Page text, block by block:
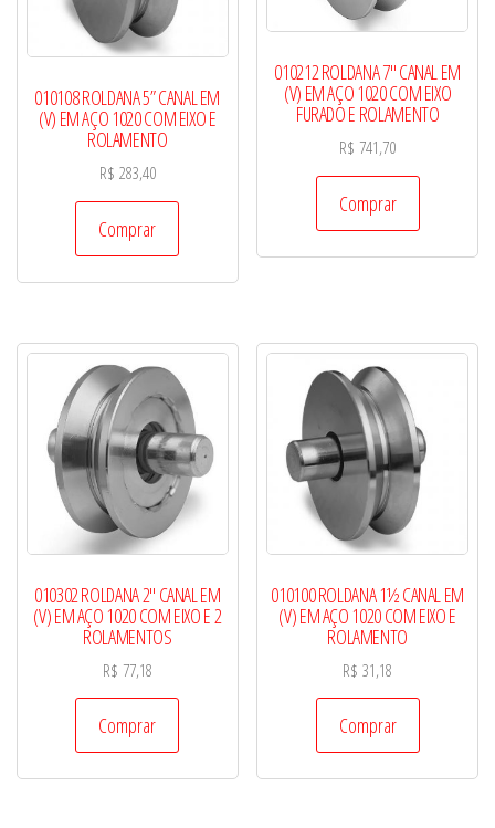
010108 ROLDANA 5” CANAL EM
(V) EM AÇO 1020 COM EIXO E
ROLAMENTO
R$ 283,40
Comprar
010212 ROLDANA 7″ CANAL EM
(V) EM AÇO 1020 COM EIXO
FURADO E ROLAMENTO
R$ 741,70
Comprar
010302 ROLDANA 2″ CANAL EM
(V) EM AÇO 1020 COM EIXO E 2
ROLAMENTOS
R$ 77,18
Comprar
010100 ROLDANA 1½ CANAL EM
(V) EM AÇO 1020 COM EIXO E
ROLAMENTO
R$ 31,18
Comprar